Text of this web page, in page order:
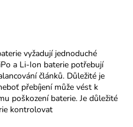
vyžadují jednoduché
a Li-Ion baterie potřebují
článků. Důležité je
přebíjení může vést k
poškození baterie. Je důležité
kontrolovat